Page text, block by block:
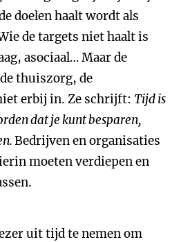
doelen haalt wordt als
de targets niet haalt is
asociaal… Maar de
thuiszorg, de
erbij in. Ze schrijft: Tijd is
dat je kunt besparen,
Bedrijven en organisaties
moeten verdiepen en
uit tijd te nemen om